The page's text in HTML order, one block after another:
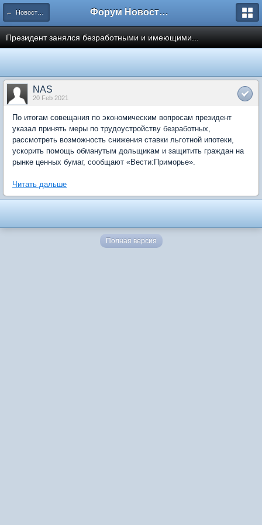
← Новости рынка недвижимости Форум Новостройки
Президент занялся безработными и имеющими...
NAS
20 Feb 2021
По итогам совещания по экономическим вопросам президент
указал принять меры по трудоустройству безработных,
рассмотреть возможность снижения ставки льготной ипотеки,
ускорить помощь обманутым дольщикам и защитить граждан на
рынке ценных бумаг, сообщают «Вести:Приморье».
Читать дальше
Полная версия